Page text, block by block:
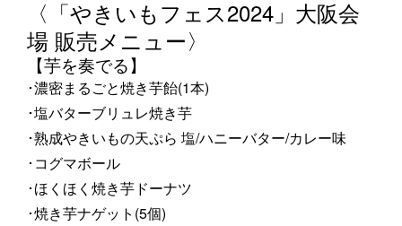
〈「やきいもフェス2024」大阪会
場 販売メニュー〉
【芋を奏でる】
･濃密まるごと焼き芋飴(1本)
･塩バターブリュレ焼き芋
･熟成やきいもの天ぷら 塩/ハニーバター/カレー味
･コグマボール
･ほくほく焼き芋ドーナツ
･焼き芋ナゲット(5個)